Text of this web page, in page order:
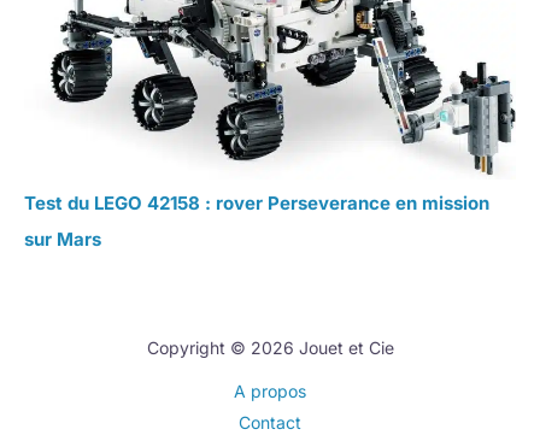
Test du LEGO 42158 : rover Perseverance en mission
sur Mars
Copyright © 2026 Jouet et Cie
A propos
Contact